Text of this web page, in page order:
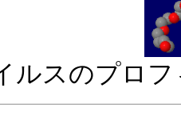
ルスのプロ